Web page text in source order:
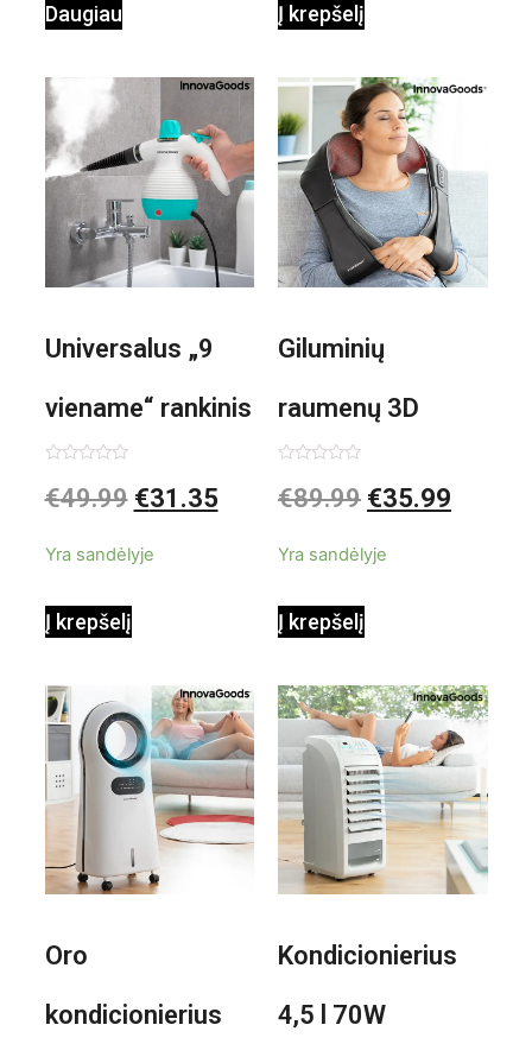
Daugiau Į krepšelį
Universalus „9
viename“ rankinis
garintuvas su
0,35 L 3 Bar
1000W
0
iš
€49.99 €31.35
Yra sandėlyje
Į krepšelį
Giluminių
raumenų 3D
elektrinis
Shiatsu
0
iš
€89.99 €35.99
Yra sandėlyje
Į krepšelį
Oro
kondicionierius
Kondicionierius
4,5 l 70W